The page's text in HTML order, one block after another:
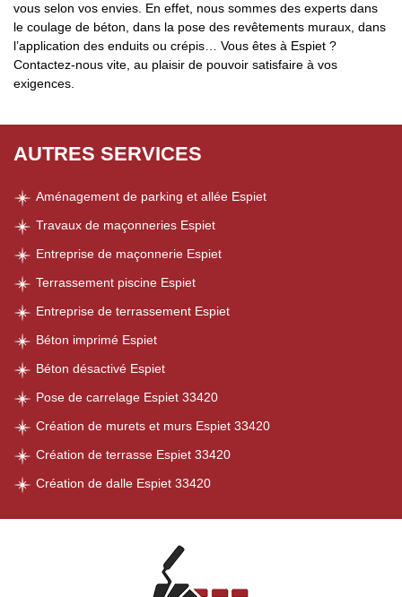
vous selon vos envies. En effet, nous sommes des experts dans
le coulage de béton, dans la pose des revêtements muraux, dans
l’application des enduits ou crépis… Vous êtes à Espiet ?
Contactez-nous vite, au plaisir de pouvoir satisfaire à vos
exigences.
AUTRES SERVICES
Aménagement de parking et allée Espiet
Travaux de maçonneries Espiet
Entreprise de maçonnerie Espiet
Terrassement piscine Espiet
Entreprise de terrassement Espiet
Béton imprimé Espiet
Béton désactivé Espiet
Pose de carrelage Espiet 33420
Création de murets et murs Espiet 33420
Création de terrasse Espiet 33420
Création de dalle Espiet 33420